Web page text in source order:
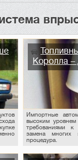
Королла
Импортные
высоким
требованиями к
замена многих
процедура.